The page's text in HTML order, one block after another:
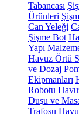
Tabancası
Ürünleri
Can Yeleği
Şişme Bot
Yapı
Havuz Örtü
ve Dozaj
Ekipmanları
Robotu
Duşu ve
Trafosu